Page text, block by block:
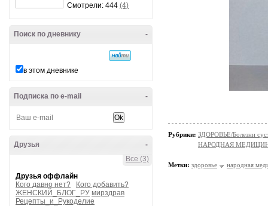
Смотрели: 444 (4)
-
Поиск по дневнику
в этом дневнике
-
Подписка по e-mail
-
Друзья
Все (3)
Друзья оффлайн
Кого давно нет?
Кого добавить?
ЖЕНСКИЙ_БЛОГ_РУ мирздрав
Рецепты_и_Рукоделие
Рубрики: ЗДОРОВЬЕ/Болезни
НАРОДНАЯ
Метки: здоровье народная